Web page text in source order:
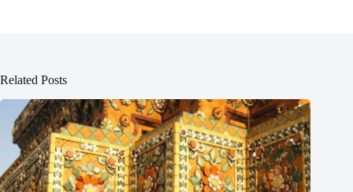
Related Posts